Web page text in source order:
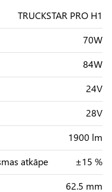
TRUCKSTAR PRO H1
70W
84W
24V
28V
1900 lm
atkāpe
±15 %
62.5 mm